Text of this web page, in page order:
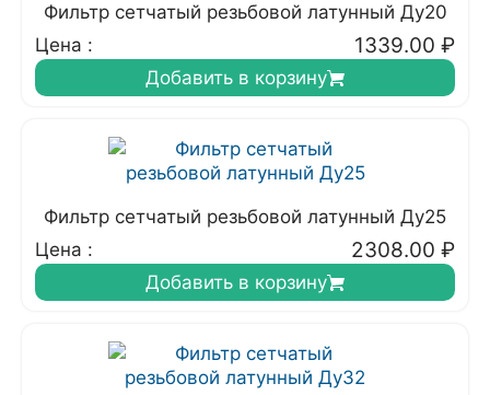
Фильтр сетчатый резьбовой латунный Ду20
Цена :
1339.00 ₽
Добавить в корзину
Фильтр сетчатый резьбовой латунный Ду25
Цена :
2308.00 ₽
Добавить в корзину